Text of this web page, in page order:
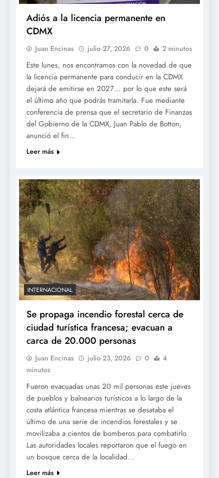
Adiós a la licencia permanente en
CDMX
Juan Encinas julio 27, 2026 0 2 minutos
Este lunes, nos encontramos con la novedad de que
la licencia permanente para conducir en la CDMX
dejará de emitirse en 2027… por lo que este será
el último año que podrás tramitarla. Fue mediante
conferencia de prensa que el secretario de Finanzas
del Gobierno de la CDMX, Juan Pablo de Botton,
anunció el fin…
Leer más
INTERNACIONAL
Se propaga incendio forestal cerca de
ciudad turística francesa; evacuan a
carca de 20.000 personas
Juan Encinas julio 23, 2026 0
4
minutos
Fueron evacuadas unas 20 mil personas este jueves
de pueblos y balnearios turísticos a lo largo de la
costa atlántica francesa mientras se desataba el
último de una serie de incendios forestales y se
movilizaba a cientos de bomberos para combatirlo.
Las autoridades locales reportaron que el fuego en
un bosque cerca de la localidad…
Leer más